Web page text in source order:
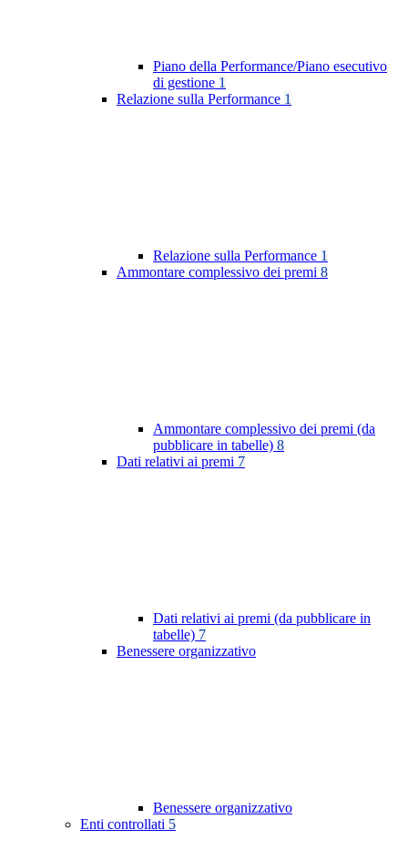
Piano della Performance/Piano esecutivo
di gestione 1
Relazione sulla Performance 1
Relazione sulla Performance 1
Ammontare complessivo dei premi 8
Ammontare complessivo dei premi (da
pubblicare in tabelle) 8
Dati relativi ai premi 7
Dati relativi ai premi (da pubblicare in
tabelle) 7
Benessere organizzativo
Benessere organizzativo
Enti controllati 5